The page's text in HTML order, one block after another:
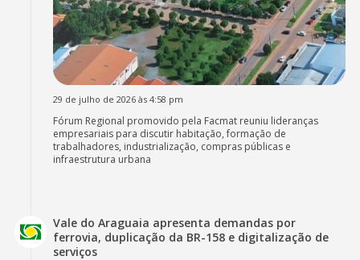
29 de julho de 2026 às 4:58 pm
Fórum Regional promovido pela Facmat reuniu lideranças
empresariais para discutir habitação, formação de
trabalhadores, industrialização, compras públicas e
infraestrutura urbana
Vale do Araguaia apresenta demandas por
ferrovia, duplicação da BR-158 e digitalização de
serviços